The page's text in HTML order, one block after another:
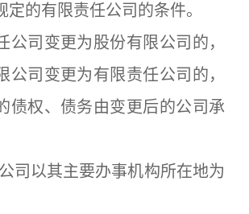
定的有限责任公司的条件。
司变更为股份有限公司的，
公司变更为有限责任公司的，
债权、债务由变更后的公司承
以其主要办事机构所在地为